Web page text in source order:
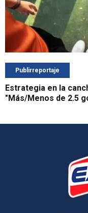
Publirreportaje
Estrategia en la
"Más/Menos de 2.5